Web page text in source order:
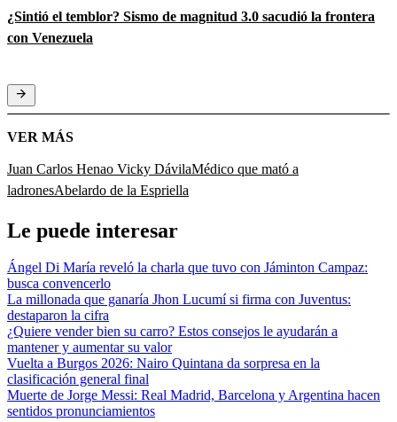
¿Sintió el temblor? Sismo de magnitud 3.0 sacudió la frontera
con Venezuela
VER MÁS
Juan Carlos Henao Vicky DávilaMédico que mató a
ladronesAbelardo de la Espriella
Le puede interesar
Ángel Di María reveló la charla que tuvo con Jáminton Campaz:
busca convencerlo
La millonada que ganaría Jhon Lucumí si firma con Juventus:
destaparon la cifra
¿Quiere vender bien su carro? Estos consejos le ayudarán a
mantener y aumentar su valor
Vuelta a Burgos 2026: Nairo Quintana da sorpresa en la
clasificación general final
Muerte de Jorge Messi: Real Madrid, Barcelona y Argentina hacen
sentidos pronunciamientos